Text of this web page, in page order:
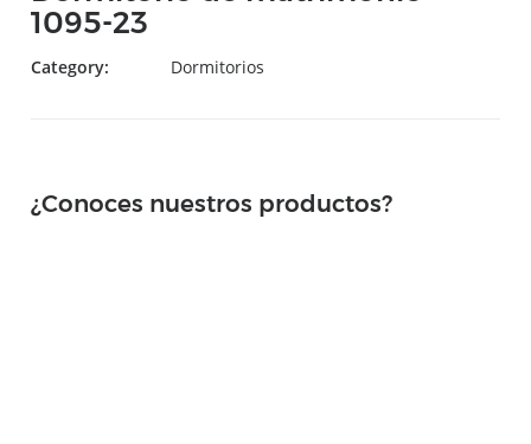
1095-23
Category: Dormitorios
¿Conoces nuestros productos?